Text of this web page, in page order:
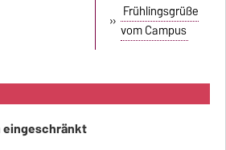
» Frühlingsgrüße
vom Campus
eingeschränkt